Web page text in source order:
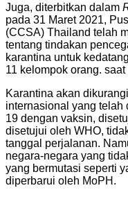
Juga, diterbitkan dalam
pada 31 Maret 2021,
(CCSA) Thailand telah
tentang tindakan
karantina untuk
11 kelompok orang.
Karantina akan
internasional yang telah
19 dengan vaksin,
disetujui oleh WHO,
tanggal perjalanan.
negara-negara yang
yang bermutasi seperti
diperbarui oleh MoPH.